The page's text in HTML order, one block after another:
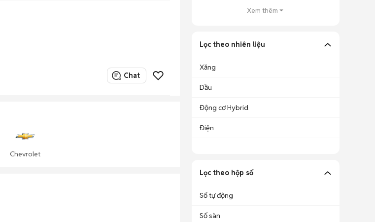
Chat
Chevrolet
Xem thêm
Lọc theo nhiên liệu
Xăng
Dầu
Động cơ Hybrid
Điện
Lọc theo hộp số
Số tự động
Số sàn